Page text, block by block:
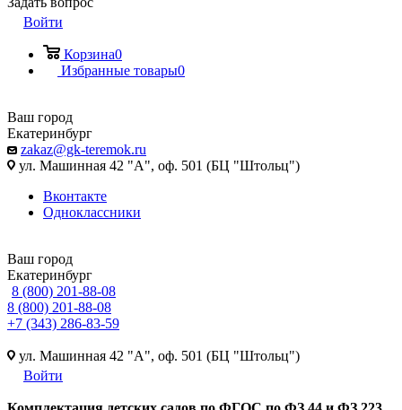
Войти
Корзина0
Избранные товары0
Ваш город
Екатеринбург
zakaz@gk-teremok.ru
ул. Машинная 42 "А", оф. 501 (БЦ "Штольц")
Вконтакте
Одноклассники
Ваш город
Екатеринбург
8 (800) 201-88-08
8 (800) 201-88-08
+7 (343) 286-83-59
ул. Машинная 42 "А", оф. 501 (БЦ "Штольц")
Войти